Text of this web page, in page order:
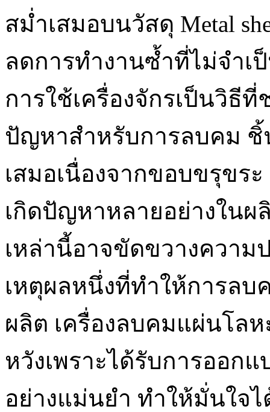
สม่ำเสมอบนวัสดุ Metal
ลดการทำงานซ้ำที่ไม่จำ
การใช้เครื่องจักรเป็นวิธี
ปัญหาสำหรับการลบคม ชิ้
เสมอเนื่องจากขอบขรุขร
เกิดปัญหาหลายอย่างในผ
เหล่านี้อาจขัดขวางควา
เหตุผลหนึ่งที่ทำให้การล
ผลิต เครื่องลบคมแผ่นโ
หวังเพราะได้รับการออก
อย่างแม่นยำ ทำให้มั่นใจ